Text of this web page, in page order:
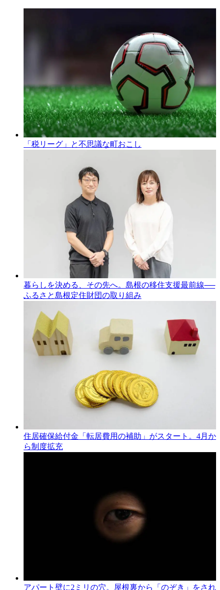
「税リーグ」と不思議な町おこし
暮らしを決める、その先へ。島根の移住支援最前線──
ふるさと島根定住財団の取り組み
住居確保給付金「転居費用の補助」がスタート。4月か
ら制度拡充
アパート壁に2ミリの穴。屋根裏から「のぞき」をされ